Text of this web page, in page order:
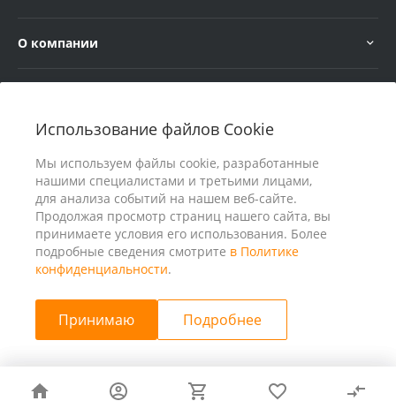
Использование файлов Cookie
Мы используем файлы cookie, разработанные
нашими специалистами и третьими лицами,
для анализа событий на нашем веб-сайте.
Продолжая просмотр страниц нашего сайта, вы
принимаете условия его использования. Более
подробные сведения смотрите в Политике
конфиденциальности.
Принимаю Подробнее
О компании
© 2026 ООО «25 Киловатт» ИНН 4401188290, Все права
защищены